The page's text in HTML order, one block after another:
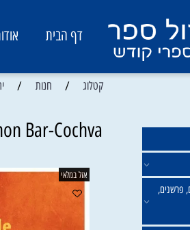
דף הבית
/ חנות /
Bar-Cochva
אזל במלאי